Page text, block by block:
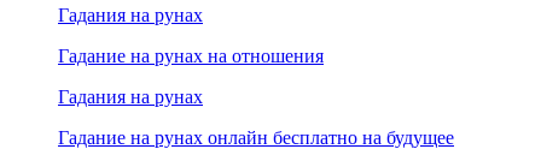
Гадания на рунах
Гадание на рунах на отношения
Гадания на рунах
Гадание на рунах онлайн бесплатно на будущее